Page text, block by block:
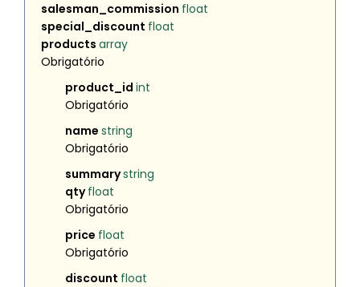
salesman_commission float
special_discount float
products array
Obrigatório
product_id int
Obrigatório
name string
Obrigatório
summarystring
qtyfloat
Obrigatório
price float
Obrigatório
discount float